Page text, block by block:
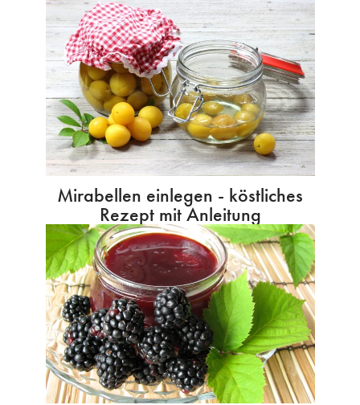
Mirabellen einlegen - köstliches
Rezept mit Anleitung